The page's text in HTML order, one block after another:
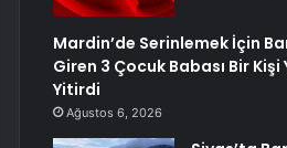
Mardin’de Serinlemek İçin
Giren 3 Çocuk Babası Bir Kişi
Yitirdi
Ağustos 6, 2026